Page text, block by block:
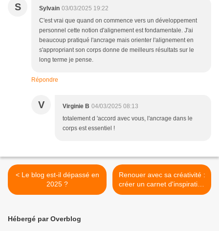
S Sylvain 03/03/2025 19:22
C'est vrai que quand on commence vers un développement
personnel cette notion d'alignement est fondamentale. J'ai
beaucoup pratiqué l'ancrage mais orienter l'alignement en
s'appropriant son corps donne de meilleurs résultats sur le
long terme je pense.
Répondre
V Virginie B 04/03/2025 08:13
totalement d 'accord avec vous, l'ancrage dans le
corps est essentiel !
< Le blog est-il dépassé en
2025 ?
Renouer avec sa créativité :
créer un carnet d'inspiration
>
Hébergé par Overblog